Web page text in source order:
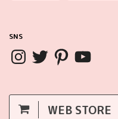
SNS
WEB STORE